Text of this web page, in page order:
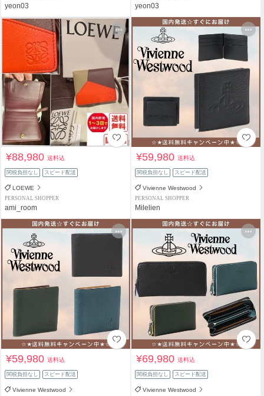
yeon03 yeon03
¥88,980送料込
関税負担なし スピード配送
LOEWE
PERSONAL SHOPPER
ami_room
¥59,980送料込
関税負担なし スピード配送
Vivienne Westwood
PERSONAL SHOPPER
Milelien
¥59,980送料込
関税負担なし スピード配送
Vivienne Westwood
¥69,980送料込
関税負担なし スピード配送
Vivienne Westwood